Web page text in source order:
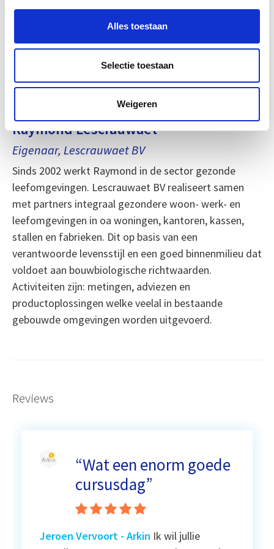
Alles toestaan
Selectie toestaan
Weigeren
Raymond Lescrauwaet
Eigenaar, Lescrauwaet BV
Sinds 2002 werkt Raymond in de sector gezonde
leefomgevingen. Lescrauwaet BV realiseert samen
met partners integraal gezondere woon- werk- en
leefomgevingen in oa woningen, kantoren, kassen,
stallen en fabrieken. Dit op basis van een
verantwoorde levensstijl en een goed binnenmilieu dat
voldoet aan bouwbiologische richtwaarden.
Activiteiten zijn: metingen, adviezen en
productoplossingen welke veelal in bestaande
gebouwde omgevingen worden uitgevoerd.
Reviews
“Wat een enorm goede
cursusdag”
Jeroen Vervoort- Arkin Ik wil jullie